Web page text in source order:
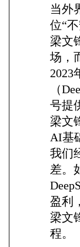
当外
位“
梁文
场，
2023
（
号提
梁文
AI基
我们
差。
盈利
梁文
程。